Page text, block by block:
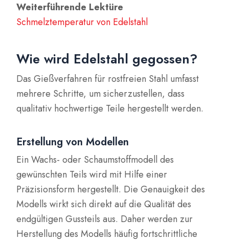
Weiterführende Lektüre
Schmelztemperatur von Edelstahl
Wie wird Edelstahl gegossen?
Das Gießverfahren für rostfreien Stahl umfasst
mehrere Schritte, um sicherzustellen, dass
qualitativ hochwertige Teile hergestellt werden.
Erstellung von Modellen
Ein Wachs- oder Schaumstoffmodell des
gewünschten Teils wird mit Hilfe einer
Präzisionsform hergestellt. Die Genauigkeit des
Modells wirkt sich direkt auf die Qualität des
endgültigen Gussteils aus. Daher werden zur
Herstellung des Modells häufig fortschrittliche